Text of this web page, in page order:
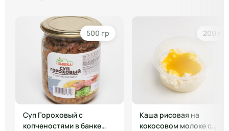
500 гр
Суп Гороховый с
копченостями в банке
200 гр
Каша рисовая на
кокосовом молоке с